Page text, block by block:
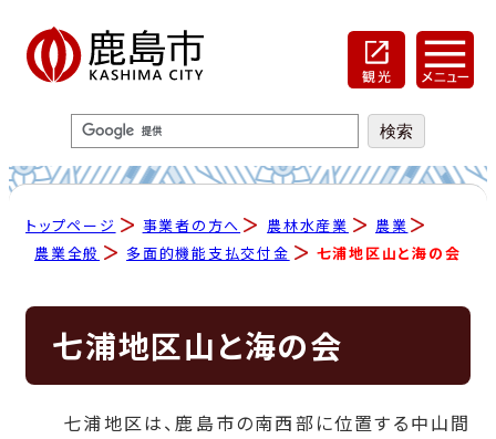
トップページ 事業者の方へ 農林水産業
農業
農業全般
多面的機能支払交付金 七浦地区山と海の会
七浦地区山と海の会
七浦地区は、鹿島市の南西部に位置する中山間